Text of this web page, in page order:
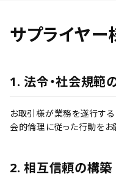
サプライヤー
1. 法令・社会規範
お取引様が業務を遂行する
会的倫理に従った行動をお
2. 相互信頼の構築